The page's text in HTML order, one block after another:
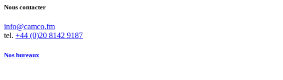
Nous contacter
info@camco.fm
tel. +44 (0)20 8142 9187
Nos bureaux